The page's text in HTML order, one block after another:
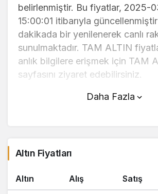
belirlenmiştir. Bu fiyatlar, 2025-
15:00:01 itibarıyla
dakikada bir yenilenerek canlı
sunulmaktadır. TAM ALTIN
anlık bilgilere erişmek için TAM
sayfasını ziyaret edebilirsiniz.
TAM ALTIN (TL) fiyatı
yaklaşık işlem hacmi 0. Fiyatı
1,27 değişim göstermiştir..
TAM ALTIN hesaplama işlemleri
Daha Fazla
Altın Fiyatları
Altın Alış Satış